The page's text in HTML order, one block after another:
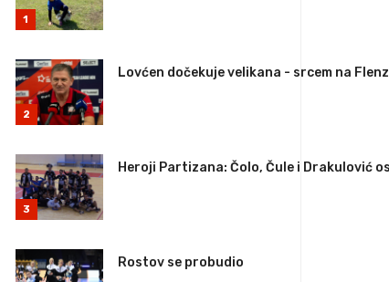
1
2
Lovćen dočekuje velikana - srcem na
3
Heroji Partizana: Čolo, Čule i Drakulović
Rostov se probudio